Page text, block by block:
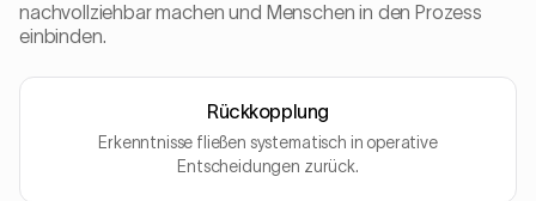
nachvollziehbar machen und Menschen in den Prozess
einbinden.
Rückkopplung
Erkenntnisse fließen systematisch in operative
Entscheidungen zurück.